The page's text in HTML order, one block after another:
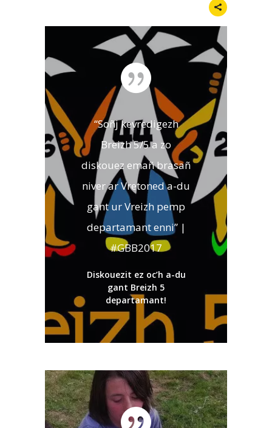
“Soñj kevredigezh
Breizh 5/5 a zo
diskouez emañ brasañ
niver ar Vretoned a-du
gant ur Vreizh pemp
departamant enni” |
#GBB2017
Diskouezit ez oc’h a-du
gant Breizh 5
departamant!